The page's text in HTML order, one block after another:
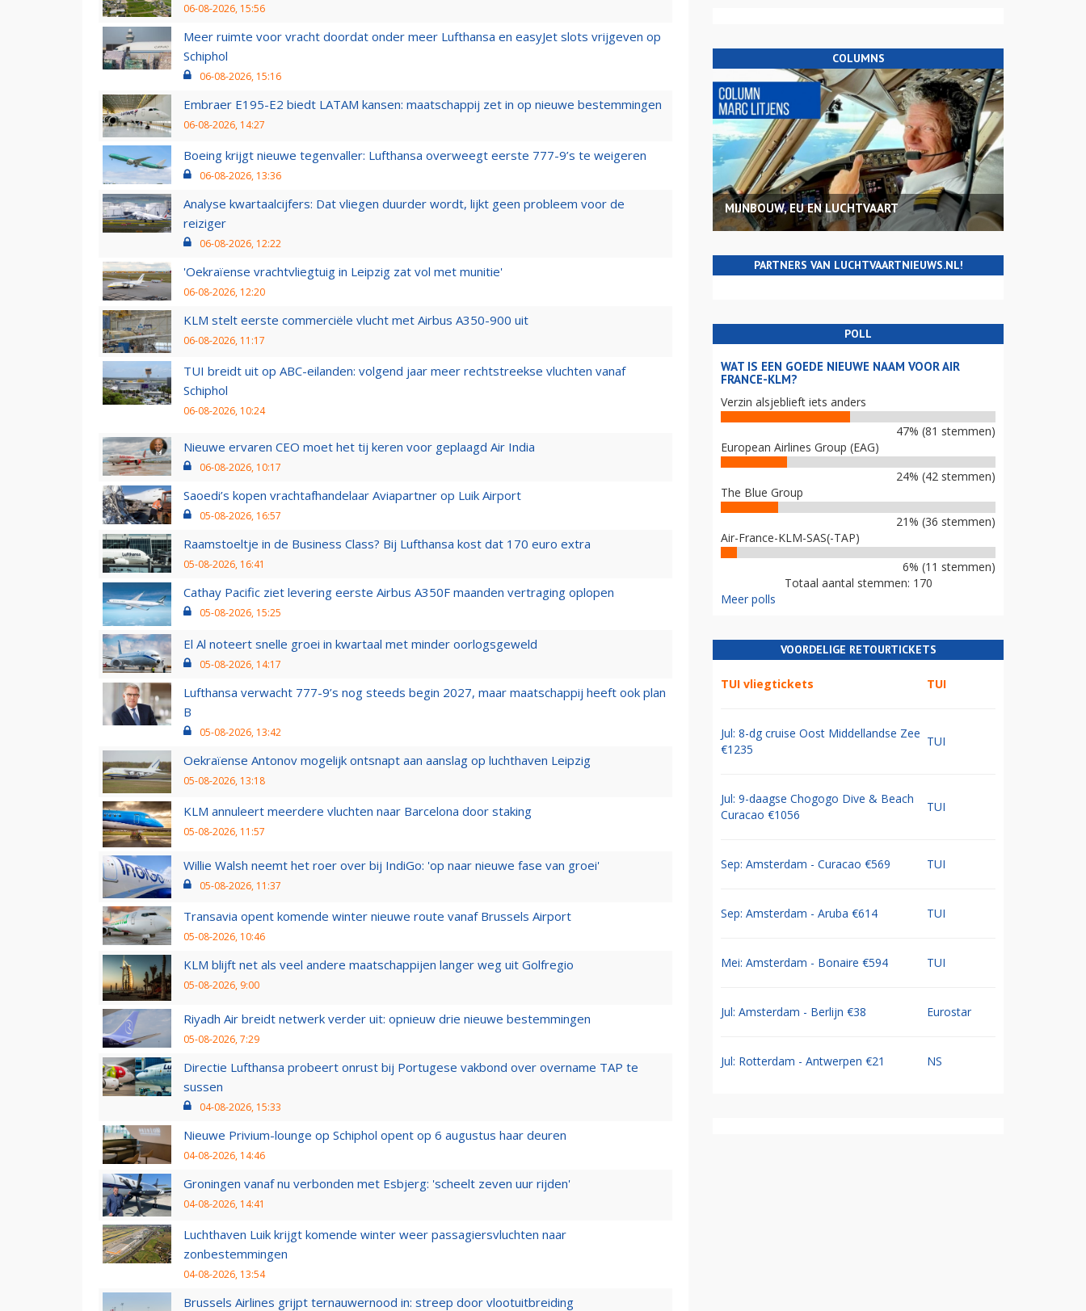
06-08-2026, 15:56
Meer ruimte voor vracht doordat onder meer Lufthansa en easyJet slots vrijgeven op
Schiphol
06-08-2026, 15:16
Embraer E195-E2 biedt LATAM kansen: maatschappij zet in op nieuwe bestemmingen
06-08-2026, 14:27
Boeing krijgt nieuwe tegenvaller: Lufthansa overweegt eerste 777-9’s te weigeren
06-08-2026, 13:36
Analyse kwartaalcijfers: Dat vliegen duurder wordt, lijkt geen probleem voor de
reiziger
06-08-2026, 12:22
'Oekraïense vrachtvliegtuig in Leipzig zat vol met munitie'
06-08-2026, 12:20
KLM stelt eerste commerciële vlucht met Airbus A350-900 uit
06-08-2026, 11:17
TUI breidt uit op ABC-eilanden: volgend jaar meer rechtstreekse vluchten vanaf
Schiphol
06-08-2026, 10:24
Nieuwe ervaren CEO moet het tij keren voor geplaagd Air India
06-08-2026, 10:17
Saoedi’s kopen vrachtafhandelaar Aviapartner op Luik Airport
05-08-2026, 16:57
Raamstoeltje in de Business Class? Bij Lufthansa kost dat 170 euro extra
05-08-2026, 16:41
Cathay Pacific ziet levering eerste Airbus A350F maanden vertraging oplopen
05-08-2026, 15:25
El Al noteert snelle groei in kwartaal met minder oorlogsgeweld
05-08-2026, 14:17
Lufthansa verwacht 777-9’s nog steeds begin 2027, maar maatschappij heeft ook plan
B
05-08-2026, 13:42
Oekraïense Antonov mogelijk ontsnapt aan aanslag op luchthaven Leipzig
05-08-2026, 13:18
KLM annuleert meerdere vluchten naar Barcelona door staking
05-08-2026, 11:57
Willie Walsh neemt het roer over bij IndiGo: 'op naar nieuwe fase van groei'
05-08-2026, 11:37
Transavia opent komende winter nieuwe route vanaf Brussels Airport
05-08-2026, 10:46
KLM blijft net als veel andere maatschappijen langer weg uit Golfregio
05-08-2026, 9:00
Riyadh Air breidt netwerk verder uit: opnieuw drie nieuwe bestemmingen
05-08-2026, 7:29
Directie Lufthansa probeert onrust bij Portugese vakbond over overname TAP te
sussen
04-08-2026, 15:33
Nieuwe Privium-lounge op Schiphol opent op 6 augustus haar deuren
04-08-2026, 14:46
Groningen vanaf nu verbonden met Esbjerg: 'scheelt zeven uur rijden'
04-08-2026, 14:41
Luchthaven Luik krijgt komende winter weer passagiersvluchten naar
zonbestemmingen
04-08-2026, 13:54
Brussels Airlines grijpt ternauwernood in: streep door vlootuitbreiding
COLUMNS
MIJNBOUW, EU EN LUCHTVAART
PARTNERS VAN LUCHTVAARTNIEUWS.NL!
POLL
WAT IS EEN GOEDE NIEUWE NAAM VOOR AIR
FRANCE-KLM?
Verzin alsjeblieft iets anders
47% (81 stemmen)
European Airlines Group (EAG)
24% (42 stemmen)
The Blue Group
21% (36 stemmen)
Air-France-KLM-SAS(-TAP)
6% (11 stemmen)
Totaal aantal stemmen: 170
Meer polls
VOORDELIGE RETOURTICKETS
TUI vliegtickets TUI
Jul: 8-dg cruise Oost Middellandse Zee
€1235
TUI
Jul: 9-daagse Chogogo Dive & Beach
Curacao €1056
TUI
Sep: Amsterdam - Curacao €569 TUI
Sep: Amsterdam - Aruba €614 TUI
Mei: Amsterdam - Bonaire €594 TUI
Jul: Amsterdam - Berlijn €38 Eurostar
Jul: Rotterdam - Antwerpen €21 NS